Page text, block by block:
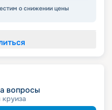
о снижении цены
вопросы